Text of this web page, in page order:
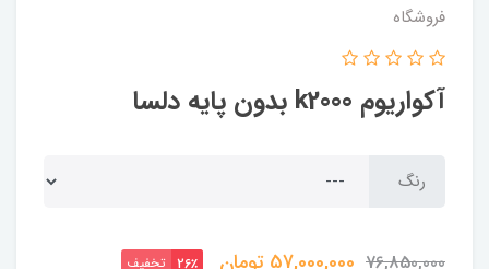
فروشگاه
آکواریوم k2000 بدون پایه دلسا
رنگ
76,850,000
57,000,000 تومان 26٪ تخفیف